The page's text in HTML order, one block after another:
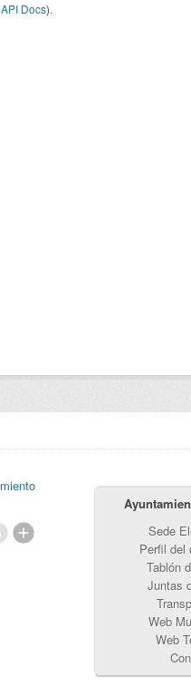
API Docs).
Sede
Perfil del
Tablón
Juntas
Web
Web